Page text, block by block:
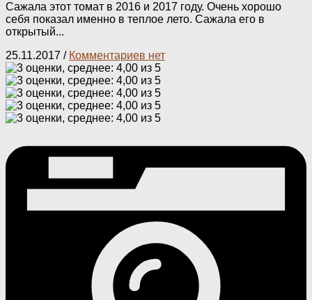
Сажала этот томат в 2016 и 2017 году. Очень хорошо
себя показал именно в теплое лето. Сажала его в
открытый...
25.11.2017 / Комментариев нет